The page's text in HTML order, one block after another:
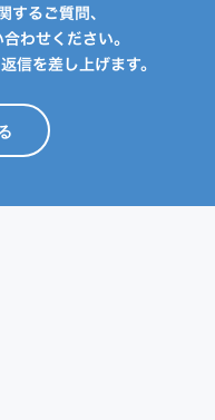
するご質問、
わせください。
信を差し上げます。